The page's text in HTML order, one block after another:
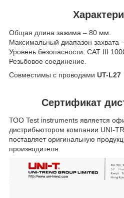
Общая длина зажима – 80 мм.
Максимальный диапазон захвата
Уровень безопасности: CAT III
Резьбовое соединение.
Совместимы с проводами UT-L27
Сертификат
ТОО Test instruments является
дистрибьютором компании UNI-
поставляет оригинальную
производителя.